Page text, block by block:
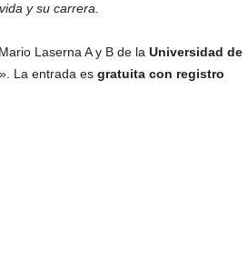
y su carrera.
Laserna A y B de la Universidad de
La entrada es gratuita con registro